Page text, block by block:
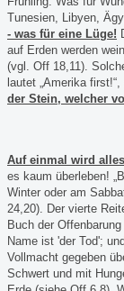
Tunesien, Libyen,
- was für eine Lüge!
auf Erden werden
(vgl. Off 18,11).
lautet „Amerika
der Stein, welcher
Auf einmal wird
es kaum überleben!
Winter oder am
24,20). Der vierte
Buch der
Name ist 'der Tod';
Vollmacht gegeben
Schwert und mit